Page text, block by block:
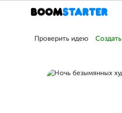
Проверить идею Создать